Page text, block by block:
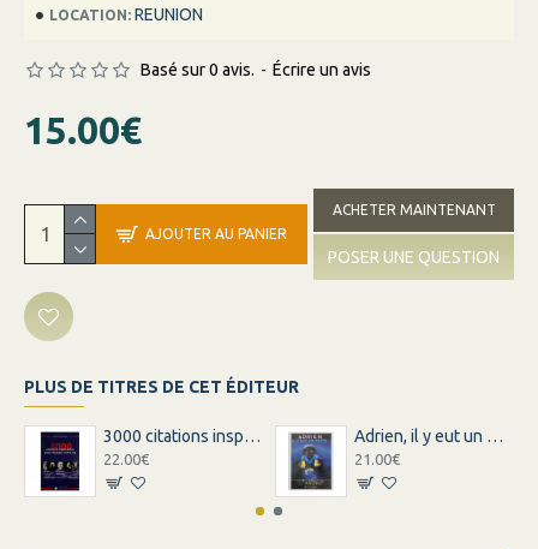
LOCATION: REUNION
Basé sur 0 avis. - Écrire un avis
15.00€
AJOUTER AU PANIER
ACHETER MAINTENANT
POSER UNE QUESTION
PLUS DE TITRES DE CET ÉDITEUR
3000 citations inspirations inspirantes pour changer votre vie
22.00€
Adrien, il y eut un matin
21.00€